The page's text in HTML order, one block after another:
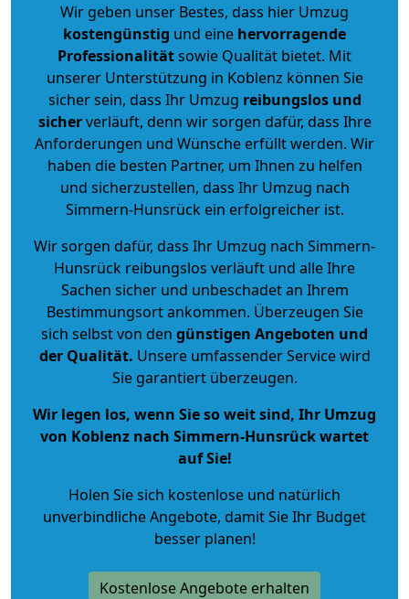
Wir geben unser Bestes, dass hier Umzug
kostengünstig und eine hervorragende
Professionalitätsowie Qualität bietet. Mit
unserer Unterstützung in Koblenz können Sie
sicher sein, dass Ihr Umzug reibungslos und
sicherverläuft, denn wir sorgen dafür, dass Ihre
Anforderungen und Wünsche erfüllt werden. Wir
haben die besten Partner, um Ihnen zu helfen
und sicherzustellen, dass Ihr Umzug nach
Simmern-Hunsrück ein erfolgreicher ist.
Wir sorgen dafür, dass Ihr Umzug nach Simmern-
Hunsrück reibungslos verläuft und alle Ihre
Sachen sicher und unbeschadet an Ihrem
Bestimmungsort ankommen. Überzeugen Sie
sich selbst von den günstigen Angeboten und
der Qualität. Unsere umfassender Service wird
Sie garantiert überzeugen.
Wir legen los, wenn Sie so weit sind, Ihr Umzug
von Koblenz nach Simmern-Hunsrück wartet
auf Sie!
Holen Sie sich kostenlose und natürlich
unverbindliche Angebote, damit Sie Ihr Budget
besser planen!
Kostenlose Angebote erhalten